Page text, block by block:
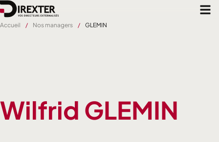
Aller
au
contenu
Accueil Nos managers GLEMIN
Wilfrid GLEMIN